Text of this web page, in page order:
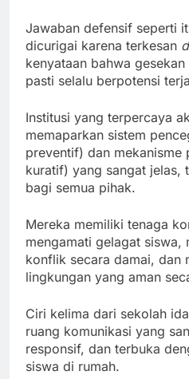
Jawaban defensif seperti
dicurigai karena terkesan
kenyataan bahwa
pasti selalu berpotensi
Institusi yang terpercaya
memaparkan sistem
preventif) dan mekanisme
kuratif) yang sangat jelas,
bagi semua pihak.
Mereka memiliki tenaga
mengamati gelagat siswa,
konflik secara damai, dan
lingkungan yang aman
Ciri kelima dari sekolah
ruang komunikasi yang
responsif, dan terbuka
siswa di rumah.